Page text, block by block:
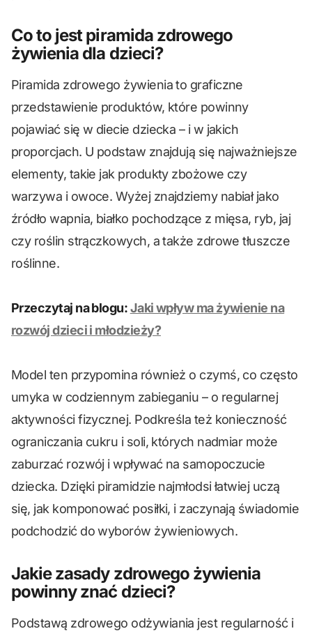
Co to jest piramida zdrowego
żywienia dla dzieci?
Piramida zdrowego żywienia to graficzne
przedstawienie produktów, które powinny
pojawiać się w diecie dziecka – i w jakich
proporcjach. U podstaw znajdują się najważniejsze
elementy, takie jak produkty zbożowe czy
warzywa i owoce. Wyżej znajdziemy nabiał jako
źródło wapnia, białko pochodzące z mięsa, ryb, jaj
czy roślin strączkowych, a także zdrowe tłuszcze
roślinne.
Przeczytaj na blogu:Jaki wpływ ma żywienie na
rozwój dzieci i młodzieży?
Model ten przypomina również o czymś, co często
umyka w codziennym zabieganiu – o regularnej
aktywności fizycznej. Podkreśla też konieczność
ograniczania cukru i soli, których nadmiar może
zaburzać rozwój i wpływać na samopoczucie
dziecka. Dzięki piramidzie najmłodsi łatwiej uczą
się, jak komponować posiłki, i zaczynają świadomie
podchodzić do wyborów żywieniowych.
Jakie zasady zdrowego żywienia
powinny znać dzieci?
Podstawą zdrowego odżywiania jest regularność i